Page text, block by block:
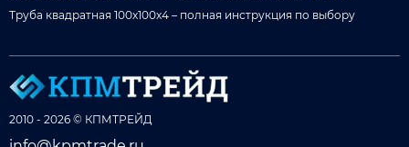
Труба квадратная 100x100x4 – полная инструкция по выбору
2010 - 2026 © КПМТРЕЙД